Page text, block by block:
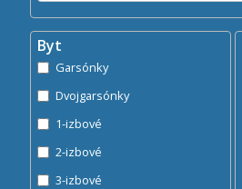
Byt
Garsónky
Dvojgarsónky
1-izbové
2-izbové
3-izbové